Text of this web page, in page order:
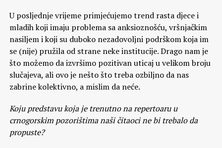
U posljednje vrijeme primjećujemo trend rasta djece i
mladih koji imaju problema sa anksioznošću, vršnjačkim
nasiljem i koji su duboko nezadovoljni podrškom koja im
se (nije) pružila od strane neke institucije. Drago nam je
što možemo da izvršimo pozitivan uticaj u velikom broju
slučajeva, ali ovo je nešto što treba ozbiljno da nas
zabrine kolektivno, a mislim da neće.
Koju predstavu koja je trenutno na repertoaru u
crnogorskim pozorištima naši čitaoci ne bi trebalo da
propuste?